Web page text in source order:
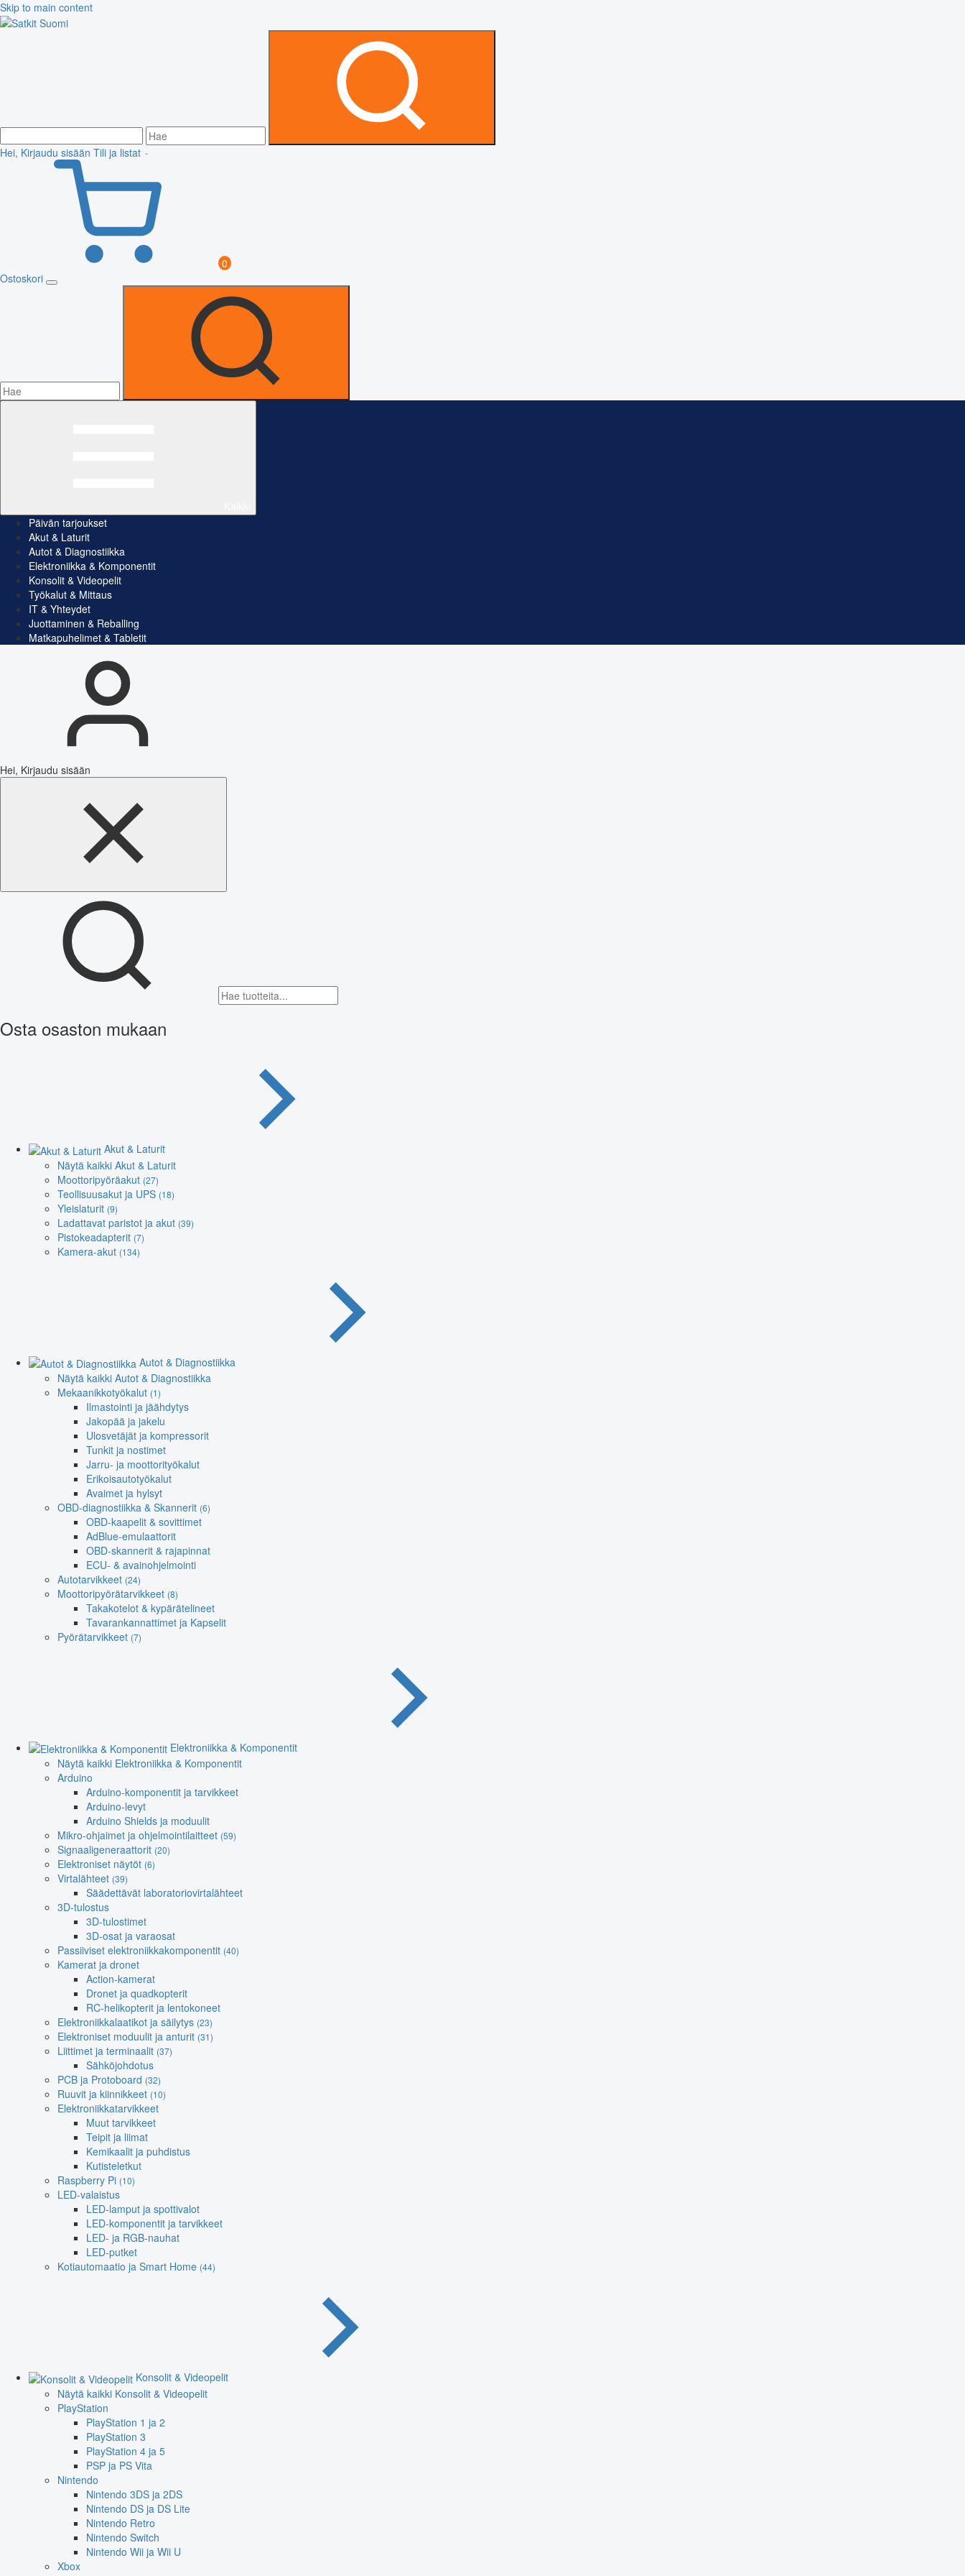
Skip to main content
Hei, Kirjaudu sisään Tili ja listat
0
Ostoskori
Päivän tarjoukset
Akut & Laturit
Autot & Diagnostiikka
Elektroniikka & Komponentit
Konsolit & Videopelit
Työkalut & Mittaus
IT & Yhteydet
Juottaminen & Reballing
Matkapuhelimet & Tabletit
Hei, Kirjaudu sisään
Osta osaston mukaan
Akut & Laturit
Näytä kaikki Akut & Laturit
Moottoripyöräakut (27)
Teollisuusakut ja UPS (18)
Yleislaturit (9)
Ladattavat paristot ja akut (39)
Pistokeadapterit (7)
Kamera-akut (134)
Autot & Diagnostiikka
Näytä kaikki Autot & Diagnostiikka
Mekaanikkotyökalut (1)
Ilmastointi ja jäähdytys
Jakopää ja jakelu
Ulosvetäjät ja kompressorit
Tunkit ja nostimet
Jarru- ja moottorityökalut
Erikoisautotyökalut
Avaimet ja hylsyt
OBD-diagnostiikka & Skannerit (6)
OBD-kaapelit & sovittimet
AdBlue-emulaattorit
OBD-skannerit & rajapinnat
ECU- & avainohjelmointi
Autotarvikkeet (24)
Moottoripyörätarvikkeet (8)
Takakotelot & kypärätelineet
Tavarankannattimet ja Kapselit
Pyörätarvikkeet (7)
Elektroniikka & Komponentit
Näytä kaikki Elektroniikka & Komponentit
Arduino
Arduino-komponentit ja tarvikkeet
Arduino-levyt
Arduino Shields ja moduulit
Mikro-ohjaimet ja ohjelmointilaitteet (59)
Signaaligeneraattorit (20)
Elektroniset näytöt (6)
Virtalähteet (39)
Säädettävät laboratoriovirtalähteet
3D-tulostus
3D-tulostimet
3D-osat ja varaosat
Passiiviset elektroniikkakomponentit (40)
Kamerat ja dronet
Action-kamerat
Dronet ja quadkopterit
RC-helikopterit ja lentokoneet
Elektroniikkalaatikot ja säilytys (23)
Elektroniset moduulit ja anturit (31)
Liittimet ja terminaalit (37)
Sähköjohdotus
PCB ja Protoboard (32)
Ruuvit ja kiinnikkeet (10)
Elektroniikkatarvikkeet
Muut tarvikkeet
Teipit ja liimat
Kemikaalit ja puhdistus
Kutisteletkut
Raspberry Pi (10)
LED-valaistus
LED-lamput ja spottivalot
LED-komponentit ja tarvikkeet
LED- ja RGB-nauhat
LED-putket
Kotiautomaatio ja Smart Home (44)
Konsolit & Videopelit
Näytä kaikki Konsolit & Videopelit
PlayStation
PlayStation 1 ja 2
PlayStation 3
PlayStation 4 ja 5
PSP ja PS Vita
Nintendo
Nintendo 3DS ja 2DS
Nintendo DS ja DS Lite
Nintendo Retro
Nintendo Switch
Nintendo Wii ja Wii U
Xbox